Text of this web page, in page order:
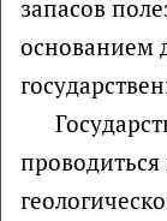
запасов
основанием